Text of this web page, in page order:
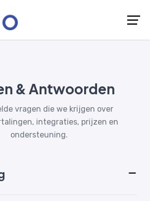
& Antwoorden
vragen die we krijgen over
integraties, prijzen en
ondersteuning.